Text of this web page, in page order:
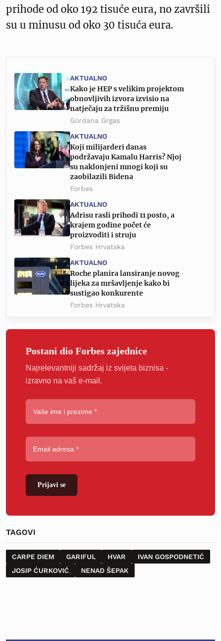
prihode od oko 192 tisuće eura, no završili
su u minusu od oko 30 tisuća eura.
AKTUALNO
Kako je HEP s velikim projektom
obnovljivih izvora izvisio na
natječaju za tržišnu premiju
Gordana Grgas
AKTUALNO
Koji milijarderi danas
podržavaju Kamalu Harris? Njoj
su naklonjeni mnogi koji su
zaobilazili Bidena
Forbes
AKTUALNO
Adrisu rasli prihodi 11 posto, a
krajem godine počet će
proizvoditi i struju
Forbes Hrvatska
AKTUALNO
Roche planira lansiranje novog
lijeka za mršavljenje kako bi
sustigao konkurente
Forbes Hrvatska
Postani dio Forbes zajednice
Najrelevantniji sadržaj iz svijeta biznisa -
izravno na vaš e-mail.
Prijavi se
TAGOVI
CARPE DIEM GARIFUL HVAR
IVAN GOSPODNETIĆ
JOSIP ĆURKOVIĆ
NENAD ŠEPAK